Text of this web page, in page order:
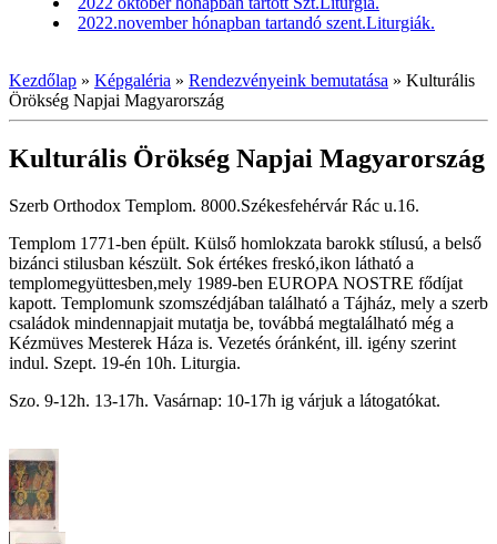
2022.november hónapban tartandó szent.Liturgiák.
Kezdőlap » Képgaléria » Rendezvényeink bemutatása » Kulturális
Örökség Napjai Magyarország
Kulturális Örökség Napjai Magyarország
Szerb Orthodox Templom. 8000.Székesfehérvár Rác u.16.
Templom 1771-ben épült. Külső homlokzata barokk stílusú, a belső
bizánci stilusban készült. Sok értékes freskó,ikon látható a
templomegyüttesben,mely 1989-ben EUROPA NOSTRE fődíjat
kapott. Templomunk szomszédjában található a Tájház, mely a szerb
családok mindennapjait mutatja be, továbbá megtalálható még a
Kézmüves Mesterek Háza is. Vezetés óránként, ill. igény szerint
indul. Szept. 19-én 10h. Liturgia.
Szo. 9-12h. 13-17h. Vasárnap: 10-17h ig várjuk a látogatókat.